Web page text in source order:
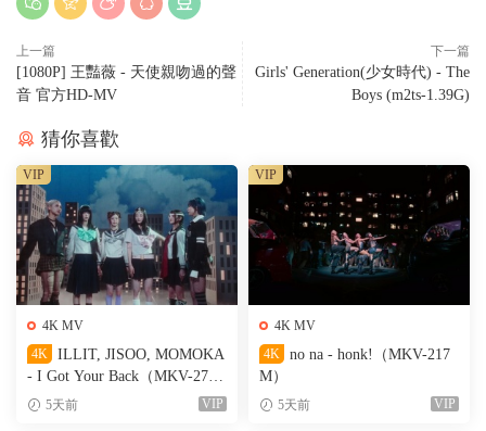
上一篇
[1080P] 王豔薇 - 天使親吻過的聲
音 官方HD-MV
下一篇
Girls' Generation(少女時代) - The
Boys (m2ts-1.39G)
猜你喜歡
4K MV
4K
ILLIT, JISOO, MOMOKA
- I Got Your Back（MKV-274
M）5天前 VIP
VIP
4K MV
4K
no na - honk!（MKV-217
M）
5天前 VIP
VIP